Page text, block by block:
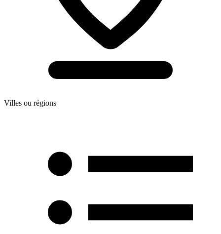
Villes ou régions